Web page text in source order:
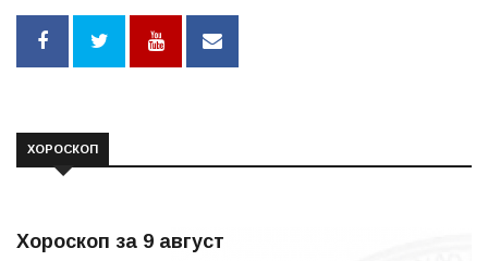
ХОРОСКОП
Хороскоп за 9 август